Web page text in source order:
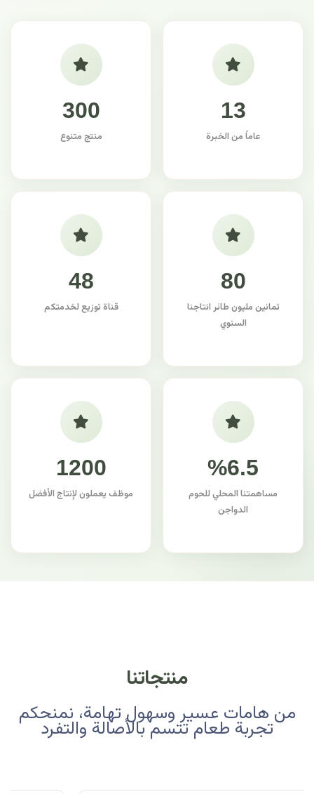
13
عاماً من الخبرة
300
منتج متنوع
80
ثمانين مليون طائر انتاجنا
السنوي
48
قناة توزيع لخدمتكم
%6.5
مساهمتنا المحلي للحوم
الدواجن
1200
موظف يعملون لإنتاج الأفضل
منتجاتنا
من هامات عسير وسهول تهامة، نمنحكم
تجربة طعام تتسم بالأصالة والتفرد